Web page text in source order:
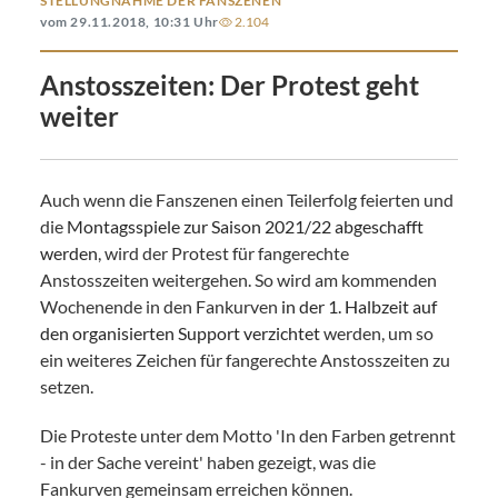
vom 29.11.2018, 10:31 Uhr
2.104
Anstosszeiten: Der Protest geht
weiter
Auch wenn die Fanszenen einen Teilerfolg feierten und
die Montagsspiele zur Saison 2021/22 abgeschafft
werden, wird der Protest für fangerechte
Anstosszeiten weitergehen. So wird am kommenden
Wochenende in den Fankurven in der 1. Halbzeit auf
den organisierten Support verzichtetwerden, um so
ein weiteres Zeichen für fangerechte Anstosszeiten zu
setzen.
Die Proteste unter dem Motto 'In den Farben getrennt
- in der Sache vereint' haben gezeigt, was die
Fankurven gemeinsam erreichen können.